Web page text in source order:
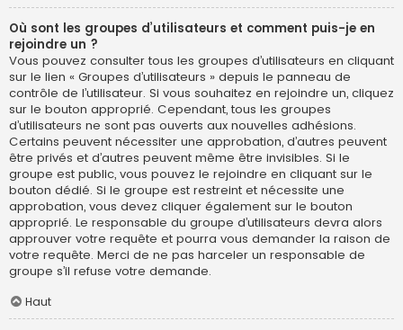
Où sont les groupes d’utilisateurs et comment puis-je en
rejoindre un ?
Vous pouvez consulter tous les groupes d’utilisateurs en cliquant
sur le lien « Groupes d’utilisateurs » depuis le panneau de
contrôle de l’utilisateur. Si vous souhaitez en rejoindre un, cliquez
sur le bouton approprié. Cependant, tous les groupes
d’utilisateurs ne sont pas ouverts aux nouvelles adhésions.
Certains peuvent nécessiter une approbation, d’autres peuvent
être privés et d’autres peuvent même être invisibles. Si le
groupe est public, vous pouvez le rejoindre en cliquant sur le
bouton dédié. Si le groupe est restreint et nécessite une
approbation, vous devez cliquer également sur le bouton
approprié. Le responsable du groupe d’utilisateurs devra alors
approuver votre requête et pourra vous demander la raison de
votre requête. Merci de ne pas harceler un responsable de
groupe s’il refuse votre demande.
Haut